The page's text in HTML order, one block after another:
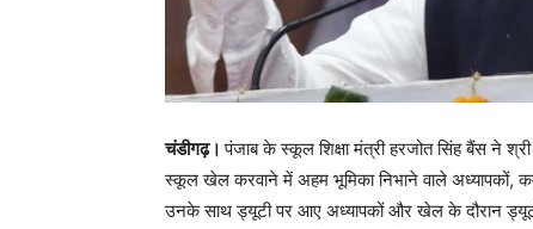
चंडीगढ़।पंजाब के स्कूल शिक्षा मंत्री हरजोत सिंह बैंस ने
स्कूल खेल करवाने में अहम भूमिका निभाने वाले अध्यापकों,
उनके साथ ड्यूटी पर आए अध्यापकों और खेल के दौरान